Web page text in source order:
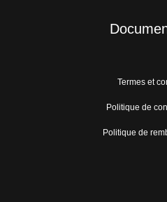
Termes et
Politique de
Politique de